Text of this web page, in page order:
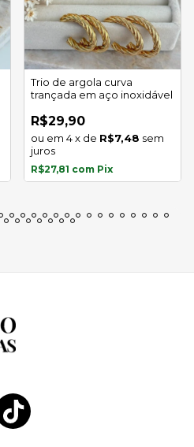
Trio de argola curva
trançada em aço inoxidável
R$29,90
4x de R$7,48 sem
juros
R$27,81 com Pix